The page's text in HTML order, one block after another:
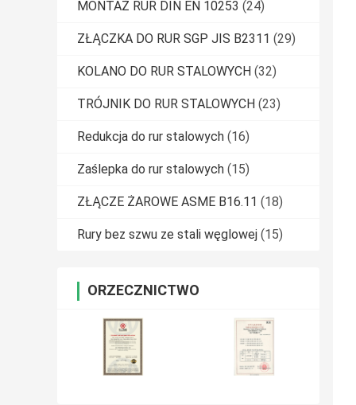
MONTAŻ RUR DIN EN 10253 (24)
ZŁĄCZKA DO RUR SGP JIS B2311 (29)
KOLANO DO RUR STALOWYCH (32)
TRÓJNIK DO RUR STALOWYCH (23)
Redukcja do rur stalowych (16)
Zaślepka do rur stalowych (15)
ZŁĄCZE ŻAROWE ASME B16.11 (18)
Rury bez szwu ze stali węglowej (15)
ORZECZNICTWO